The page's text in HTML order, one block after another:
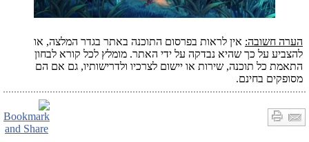
הערה חשובה: אין לראות בפרסום התוכנה באתר בגדר המלצה, או
להצביע על כך שהיא נבדקה על ידי האתר. מומלץ לכל קורא לבחון
התאמת כל תוכנה, שירות או יישום לצרכיו ולדרישותיו, גם אם הם
מסופקים בחינם.